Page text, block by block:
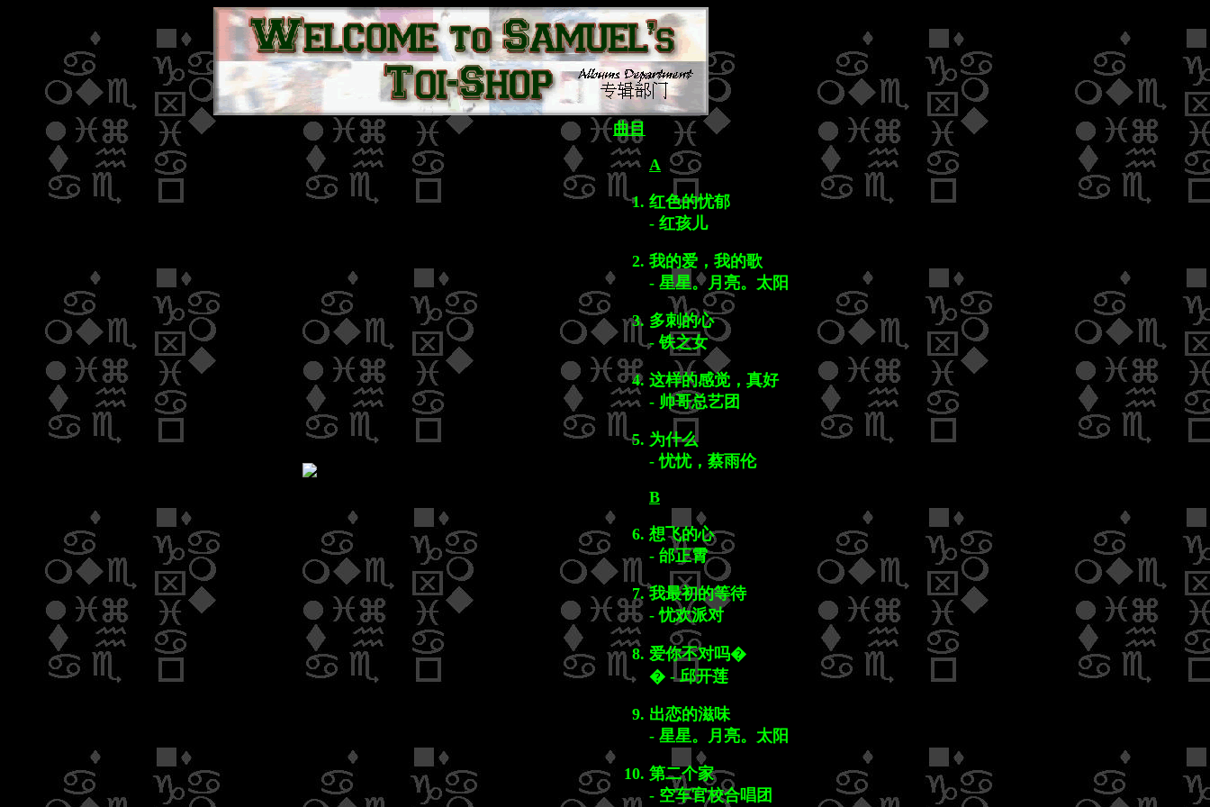
曲目
A
红色的忧郁
- 红孩儿
我的爱，我的歌
- 星星。月亮。太阳
多刺的心
- 铁之女
这样的感觉，真好
- 帅哥总艺团
为什么
- 忧忧，蔡雨伦
B
想飞的心
- 邰正霄
我最初的等待
- 忧欢派对
爱你不对吗�
� - 邱开莲
出恋的滋味
- 星星。月亮。太阳
第二个家
- 空车官校合唱团